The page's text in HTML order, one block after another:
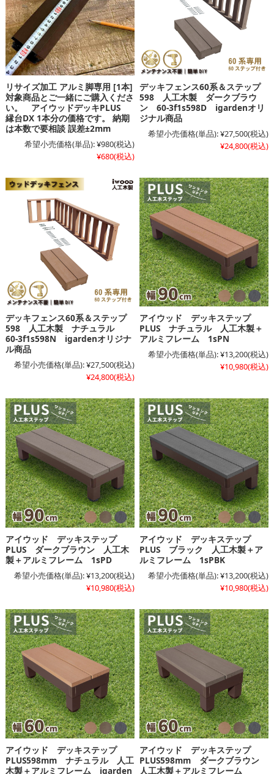
リサイズ加工 アルミ脚専用 [1本]
対象商品とご一緒にご購入くださ
い。 アイウッドデッキPLUS
縁台DX 1本分の価格です。 納期
は本数で要相談 誤差±2mm
希望小売価格(単品):¥980(税込)
¥680(税込)
デッキフェンス60系＆ステップ
598 人工木製 ダークブラウ
ン 60-3f1s598D igardenオリ
ジナル商品
希望小売価格(単品):¥27,500(税込)
¥24,800(税込)
デッキフェンス60系＆ステップ
598 人工木製 ナチュラル
60-3f1s598N igardenオリジナ
ル商品
希望小売価格(単品):¥27,500(税込)
¥24,800(税込)
アイウッド デッキステップ
PLUS ナチュラル 人工木製＋
アルミフレーム 1sPN
希望小売価格(単品):¥13,200(税込)
¥10,980(税込)
アイウッド デッキステップ
PLUS ダークブラウン 人工木
製＋アルミフレーム 1sPD
希望小売価格(単品):¥13,200(税込)
¥10,980(税込)
アイウッド デッキステップ
PLUS ブラック 人工木製＋ア
ルミフレーム 1sPBK
希望小売価格(単品):¥13,200(税込)
¥10,980(税込)
アイウッド デッキステップ
PLUS598mm ナチュラル 人工
木製＋アルミフレーム igarden
アイウッド デッキステップ
PLUS598mm ダークブラウン
人工木製＋アルミフレーム